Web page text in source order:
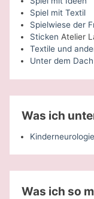
Spiel mit Textil
Spielwiese der
Sticken Atelier
Textile und
Unter dem Dach
Was ich
Was ich so